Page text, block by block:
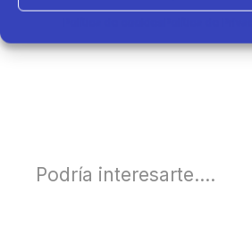
Podría interesarte....